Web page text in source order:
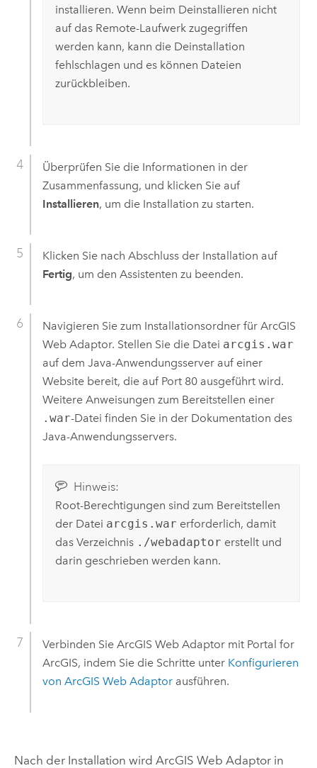
installieren. Wenn beim Deinstallieren nicht
auf das Remote-Laufwerk zugegriffen
werden kann, kann die Deinstallation
fehlschlagen und es können Dateien
zurückbleiben.
Überprüfen Sie die Informationen in der
Zusammenfassung, und klicken Sie auf
Installieren, um die Installation zu starten.
Klicken Sie nach Abschluss der Installation auf
Fertig, um den Assistenten zu beenden.
Navigieren Sie zum Installationsordner für ArcGIS
Web Adaptor. Stellen Sie die Datei arcgis.war
auf dem Java-Anwendungsserver auf einer
Website bereit, die auf Port 80 ausgeführt wird.
Weitere Anweisungen zum Bereitstellen einer
.war-Datei finden Sie in der Dokumentation des
Java-Anwendungsservers.
Hinweis:
Root-Berechtigungen sind zum Bereitstellen
der Datei arcgis.war erforderlich, damit
das Verzeichnis ./webadaptor erstellt und
darin geschrieben werden kann.
Verbinden Sie ArcGIS Web Adaptormit Portal for
ArcGIS, indem Sie die Schritte unter Konfigurieren
von ArcGIS Web Adaptorausführen.
Nach der Installation wird ArcGIS Web Adaptorin